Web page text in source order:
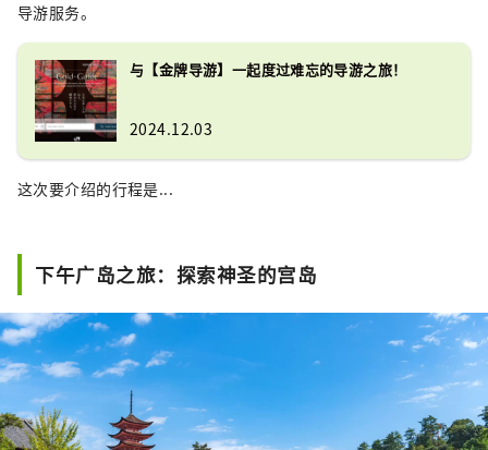
导游服务。
与【金牌导游】一起度过难忘的导游之旅！
2024.12.03
这次要介绍的行程是...
下午广岛之旅：探索神圣的宫岛